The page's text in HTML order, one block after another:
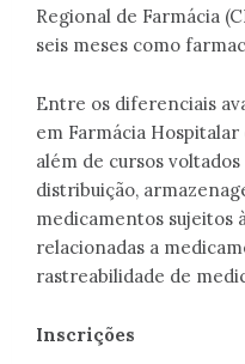
Regional de Farmácia
seis meses como
Entre os diferenciais
em Farmácia
além de cursos
distribuição,
medicamentos sujeitos
relacionadas a
rastreabilidade de
Inscrições